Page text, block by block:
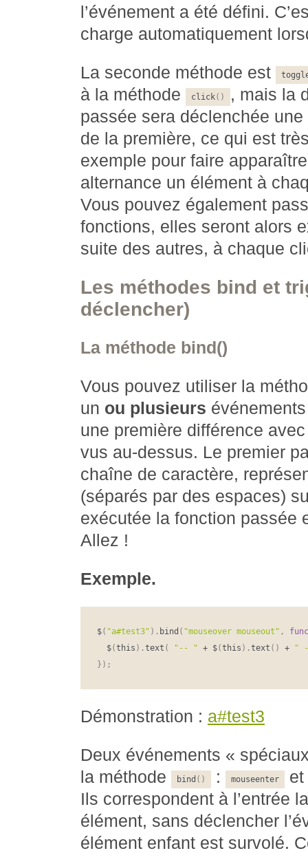
l’événement a été défini.
charge automatiquement
La seconde méthode est
à la méthode click( )
, mais la
passée sera déclenchée
de la première, ce qui est
exemple pour faire
alternance un élément à
Vous pouvez également
fonctions, elles seront alors
suite des autres, à chaque
Les méthodes bind et
déclencher)
La méthode bind()
Vous pouvez utiliser la
un ou plusieurs
une première différence
vus au-dessus. Le premier
chaîne de caractère,
(séparés par des espaces)
exécutée la fonction passée
Allez !
Exemple.
$( "a#test3" ) . bind ( "mouseover mouseout" ,
  $
(this ) .text ( "-- " + $(this ) .text ( ) +
"
} ) ;
Démonstration : a#test3
Deux événements «
la méthode
bind ( ) : mouseenter
et
Ils correspondent à l’entrée
élément, sans déclencher
élément enfant est survolé.